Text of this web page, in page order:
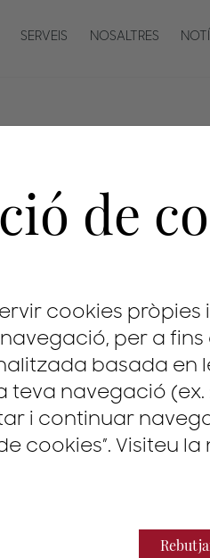
SERVEIS NOSALTRES
protegeixen
solució es
de
cookies
per a
basada en
teva navegació
i continuar
cookies”. Visiteu la